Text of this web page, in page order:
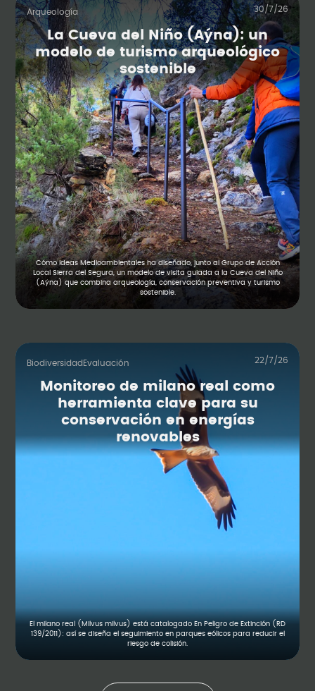
Arqueología 30/7/26
La Cueva del Niño (Aýna): un
modelo de turismo arqueológico
sostenible
Cómo Ideas Medioambientales ha diseñado, junto al Grupo de Acción
Local Sierra del Segura, un modelo de visita guiada a la Cueva del Niño
(Aýna) que combina arqueología, conservación preventiva y turismo
sostenible.
Biodiversidad Evaluación 22/7/26
Monitoreo de milano real como
herramienta clave para su
conservación en energías
renovables
El milano real (Milvus milvus) está catalogado En Peligro de Extinción (RD
139/2011): así se diseña el seguimiento en parques eólicos para reducir el
riesgo de colisión.